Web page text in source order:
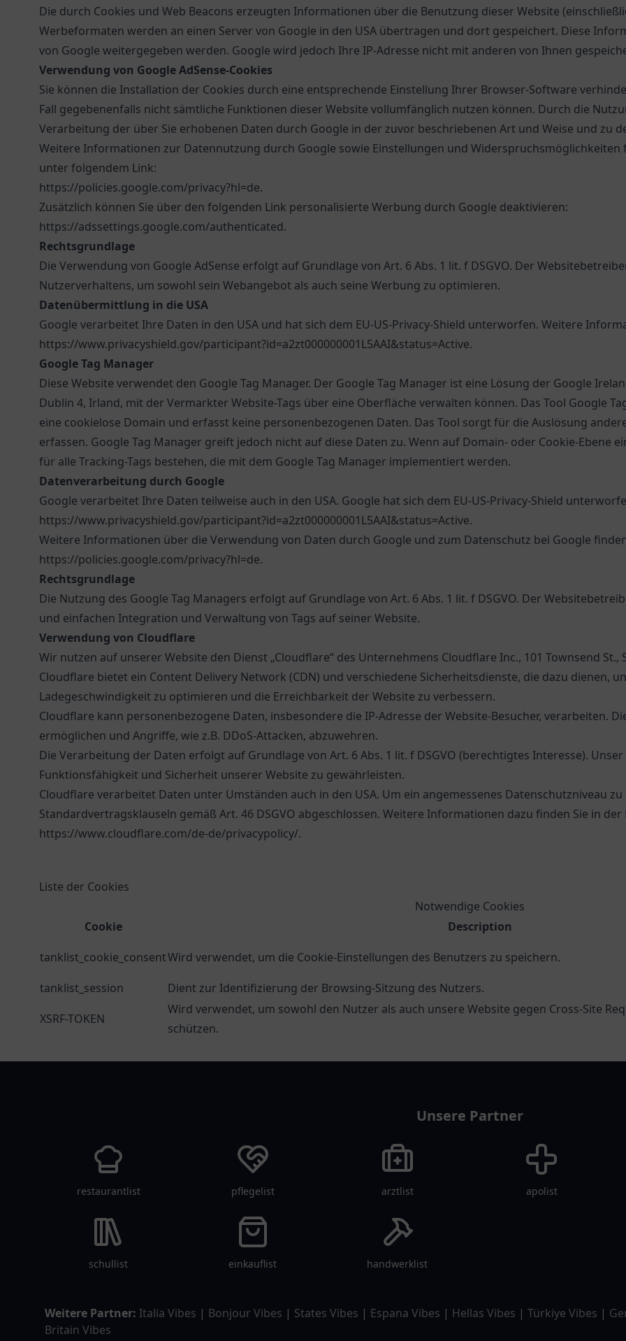
Die durch Cookies und Web Beacons erzeugten Informationen über die Benutzung dieser Website
Werbeformaten werden an einen Server von Google in den USA übertragen und dort gespeichert. Diese
von Google weitergegeben werden. Google wird jedoch Ihre IP-Adresse nicht mit anderen von Ihnen
Verwendung von Google AdSense-Cookies
Sie können die Installation der Cookies durch eine entsprechende Einstellung Ihrer Browser-Software
Fall gegebenenfalls nicht sämtliche Funktionen dieser Website vollumfänglich nutzen können. Durch die
Verarbeitung der über Sie erhobenen Daten durch Google in der zuvor beschriebenen Art und Weise und zu
Weitere Informationen zur Datennutzung durch Google sowie Einstellungen und
unter folgendem Link:
https://policies.google.com/privacy?hl=de.
Zusätzlich können Sie über den folgenden Link personalisierte Werbung durch Google deaktivieren:
https://adssettings.google.com/authenticated.
Rechtsgrundlage
Die Verwendung von Google AdSense erfolgt auf Grundlage von Art. 6 Abs. 1 lit. f DSGVO. Der
Nutzerverhaltens, um sowohl sein Webangebot als auch seine Werbung zu optimieren.
Datenübermittlung in die USA
Google verarbeitet Ihre Daten in den USA und hat sich dem EU-US-Privacy-Shield unterworfen. Weitere
https://www.privacyshield.gov/participant?id=a2zt000000001L5AAI&status=Active.
Google Tag Manager
Diese Website verwendet den Google Tag Manager. Der Google Tag Manager ist eine Lösung der Google
Dublin 4, Irland, mit der Vermarkter Website-Tags über eine Oberfläche verwalten können. Das Tool Google
eine cookielose Domain und erfasst keine personenbezogenen Daten. Das Tool sorgt für die Auslösung
erfassen. Google Tag Manager greift jedoch nicht auf diese Daten zu. Wenn auf Domain- oder Cookie-Ebene
für alle Tracking-Tags bestehen, die mit dem Google Tag Manager implementiert werden.
Datenverarbeitung durch Google
Google verarbeitet Ihre Daten teilweise auch in den USA. Google hat sich dem EU-US-Privacy-Shield
https://www.privacyshield.gov/participant?id=a2zt000000001L5AAI&status=Active.
Weitere Informationen über die Verwendung von Daten durch Google und zum Datenschutz bei Google
https://policies.google.com/privacy?hl=de.
Rechtsgrundlage
Die Nutzung des Google Tag Managers erfolgt auf Grundlage von Art. 6 Abs. 1 lit. f DSGVO. Der
und einfachen Integration und Verwaltung von Tags auf seiner Website.
Verwendung von Cloudflare
Wir nutzen auf unserer Website den Dienst „Cloudflare“ des Unternehmens Cloudflare Inc., 101 Townsend St.,
Cloudflare bietet ein Content Delivery Network (CDN) und verschiedene Sicherheitsdienste, die dazu dienen,
Ladegeschwindigkeit zu optimieren und die Erreichbarkeit der Website zu verbessern.
Cloudflare kann personenbezogene Daten, insbesondere die IP-Adresse der Website-Besucher, verarbeiten.
ermöglichen und Angriffe, wie z.B. DDoS-Attacken, abzuwehren.
Die Verarbeitung der Daten erfolgt auf Grundlage von Art. 6 Abs. 1 lit. f DSGVO (berechtigtes Interesse).
Funktionsfähigkeit und Sicherheit unserer Website zu gewährleisten.
Cloudflare verarbeitet Daten unter Umständen auch in den USA. Um ein angemessenes Datenschutzniveau
Standardvertragsklauseln gemäß Art. 46 DSGVO abgeschlossen. Weitere Informationen dazu finden Sie in
https://www.cloudflare.com/de-de/privacypolicy/.
Liste der Cookies
Notwendige Cookies
Cookie
Description
tanklist_cookie_consentWird verwendet, um die Cookie-Einstellungen des Benutzers zu speichern.
tanklist_session
Dient zur Identifizierung der Browsing-Sitzung des Nutzers.
XSRF-TOKEN
Wird verwendet, um sowohl den Nutzer als auch unsere Website gegen Cross-Site
schützen.
Unsere Partner
restaurantlist pflegelist arztlist apolist
schullist einkauflist handwerklist
Weitere Partner: Italia Vibes | Bonjour Vibes | States Vibes | Espana Vibes | Hellas Vibes | Türkiye Vibes |
Britain Vibes